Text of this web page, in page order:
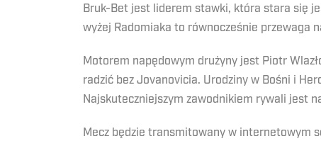
Bruk-Bet jest liderem stawki, która stara się
wyżej Radomiaka to równocześnie przewaga
Motorem napędowym drużyny jest Piotr
radzić bez Jovanovicia. Urodziny w Bośni i
Najskuteczniejszym zawodnikiem rywali jest
Mecz będzie transmitowany w internetowym